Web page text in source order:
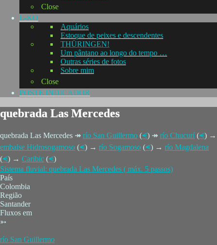
Close
L-KO
Aquários
Estoque de peixes e descendentes
THÜRINGEN!
Um pântano ao longo do tempo …
Outras séries de fotos
Sobre mim
Close
POSTE INDICADOR
quebrada Las Mercedes
quebrada Las Mercedes ↠ río San Guillermo (⪪) ↠ río Chucurí (⪪) →
embalse Hidrosogamoso (⪪) → río Sogamoso (⪪) → río Magdalena
(⪪) → Caribic (⪪)
Sistema fluvial: quebrada Las Mercedes ( máx. 5 passos)
País
Colombia
Região
Santander
Fluxos em
➳
río San Guillermo